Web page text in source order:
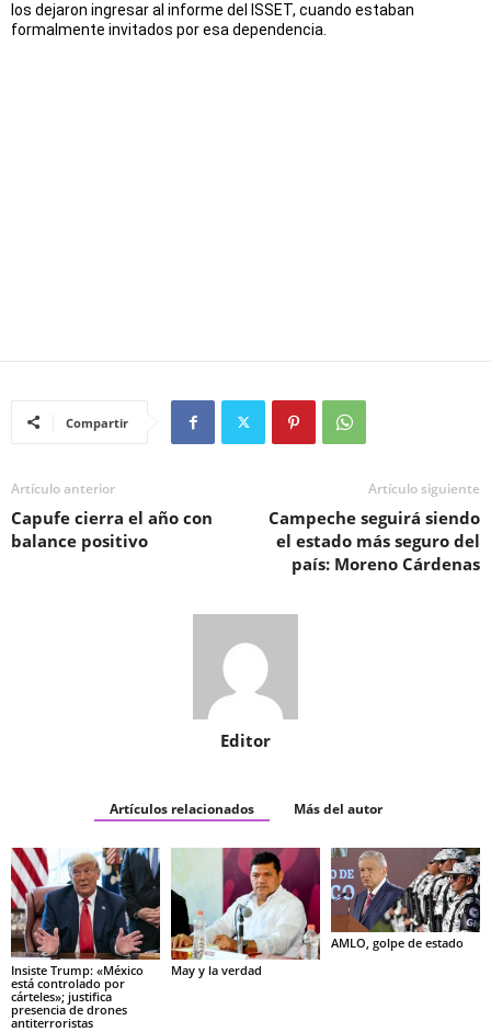
los dejaron ingresar al informe del ISSET, cuando estaban
formalmente invitados por esa dependencia.
Compartir
Artículo anterior
Capufe cierra el año con
balance positivo
Artículo siguiente
Campeche seguirá siendo
el estado más seguro del
país: Moreno Cárdenas
Editor
Artículos relacionados Más del autor
Insiste Trump: «México
está controlado por
cárteles»; justifica
presencia de drones
antiterroristas
May y la verdad
AMLO, golpe de estado